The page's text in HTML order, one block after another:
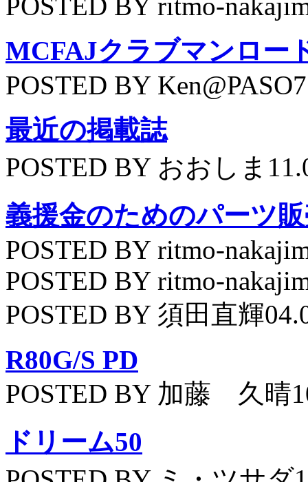
POSTED BY ritmo-
MCFAJクラブマンロー
POSTED BY
最近の掲載誌
POSTED BY おおしま
義援金のためのパーツ
POSTED BY ritmo-
POSTED BY ritmo-
POSTED BY 須田直輝
R80G/S PD
POSTED BY 加藤 久晴
ドリーム50